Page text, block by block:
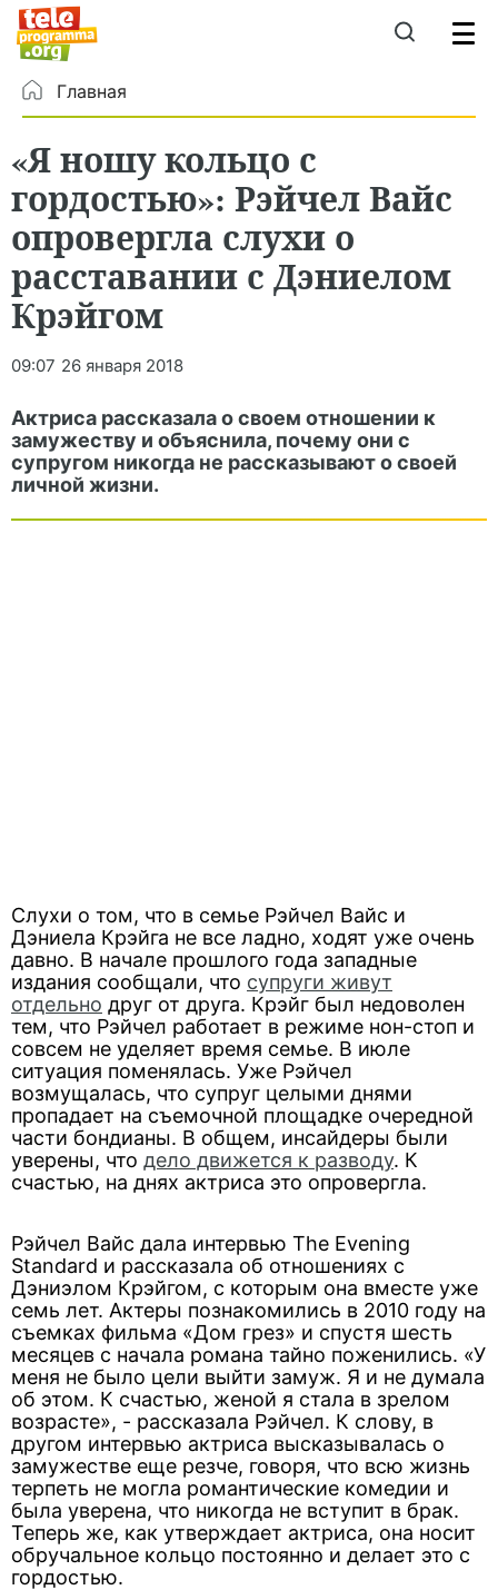
Главная
«Я ношу кольцо с
гордостью»: Рэйчел Вайс
опровергла слухи о
расставании с Дэниелом
Крэйгом
09:07 26 января 2018
Актриса рассказала о своем отношении к
замужеству и объяснила, почему они с
супругом никогда не рассказывают о своей
личной жизни.
Слухи о том, что в семье Рэйчел Вайс и
Дэниела Крэйга не все ладно, ходят уже очень
давно. В начале прошлого года западные
издания сообщали, что супруги живут
отдельно друг от друга. Крэйг был недоволен
тем, что Рэйчел работает в режиме нон-стоп и
совсем не уделяет время семье. В июле
ситуация поменялась. Уже Рэйчел
возмущалась, что супруг целыми днями
пропадает на съемочной площадке очередной
части бондианы. В общем, инсайдеры были
уверены, что дело движется к разводу. К
счастью, на днях актриса это опровергла.
Рэйчел Вайс дала интервью The Evening
Standard и рассказала об отношениях с
Дэниэлом Крэйгом, с которым она вместе уже
семь лет. Актеры познакомились в 2010 году на
съемках фильма «Дом грез» и спустя шесть
месяцев с начала романа тайно поженились. «У
меня не было цели выйти замуж. Я и не думала
об этом. К счастью, женой я стала в зрелом
возрасте», - рассказала Рэйчел. К слову, в
другом интервью актриса высказывалась о
замужестве еще резче, говоря, что всю жизнь
терпеть не могла романтические комедии и
была уверена, что никогда не вступит в брак.
Теперь же, как утверждает актриса, она носит
обручальное кольцо постоянно и делает это с
гордостью.